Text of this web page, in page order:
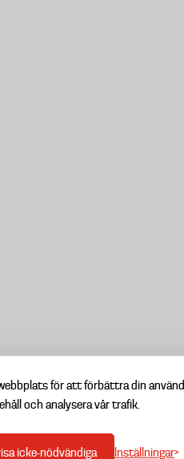
för att förbättra din
och analysera vår trafik.
icke-nödvändiga Inställningar